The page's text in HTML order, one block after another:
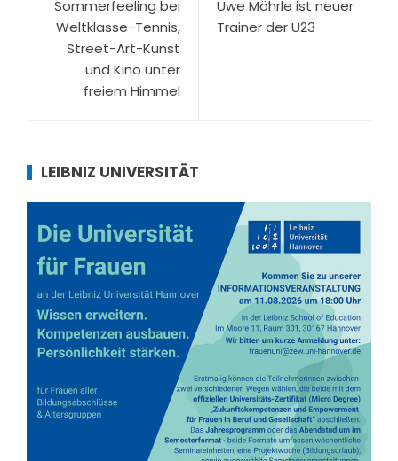
Sommerfeeling bei
Weltklasse-Tennis,
Street-Art-Kunst
und Kino unter
freiem Himmel
Uwe Möhrle ist neuer
Trainer der U23
LEIBNIZ UNIVERSITÄT